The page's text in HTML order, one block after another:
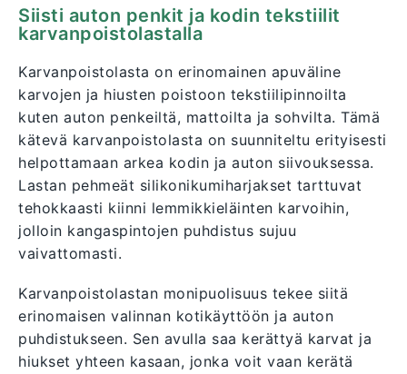
Siisti auton penkit ja kodin tekstiilit
karvanpoistolastalla
Karvanpoistolasta on erinomainen apuväline
karvojen ja hiusten poistoon tekstiilipinnoilta
kuten auton penkeiltä, mattoilta ja sohvilta. Tämä
kätevä karvanpoistolasta on suunniteltu erityisesti
helpottamaan arkea kodin ja auton siivouksessa.
Lastan pehmeät silikonikumiharjakset tarttuvat
tehokkaasti kiinni lemmikkieläinten karvoihin,
jolloin kangaspintojen puhdistus sujuu
vaivattomasti.
Karvanpoistolastan monipuolisuus tekee siitä
erinomaisen valinnan kotikäyttöön ja auton
puhdistukseen. Sen avulla saa kerättyä karvat ja
hiukset yhteen kasaan, jonka voit vaan kerätä